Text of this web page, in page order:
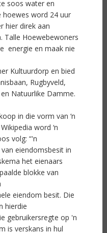
soos water en
hoewes word 24 uur
hier direk aan
Talle Hoewebewoners
energie en maak nie
Kultuurdorp en bied
Rugbyveld,
Natuurlike Damme.
in die vorm van ‘n
word ‘n
volg: “'n
eiendomsbesit in
het eienaars
blokke van
eiendom besit. Die
hierdie
gebruikersregte op 'n
is verskans in hul